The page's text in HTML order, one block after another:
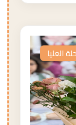
العليا